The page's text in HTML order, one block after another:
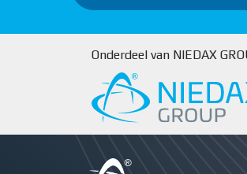
Onderdeel van NIEDAX